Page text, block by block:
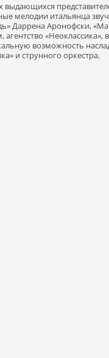
мелодии итальянца
Даррена Аронофски,
возможность
и струнного оркестра.